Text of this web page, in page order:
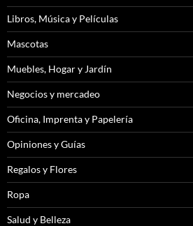
Libros, Música y Películas
Mascotas
Muebles, Hogar y Jardín
Negocios y mercadeo
Oficina, Imprenta y Papelería
Opiniones y Guías
Regalos y Flores
Ropa
Salud y Belleza